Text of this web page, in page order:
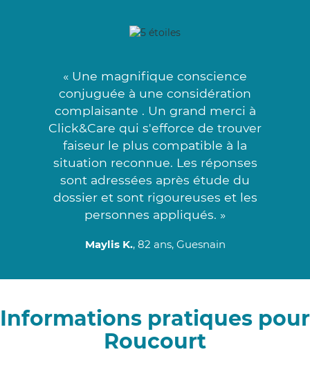
« Une magnifique conscience
conjuguée à une considération
complaisante . Un grand merci à
Click&Care qui s'efforce de trouver
faiseur le plus compatible à la
situation reconnue. Les réponses
sont adressées après étude du
dossier et sont rigoureuses et les
personnes appliqués. »
Maylis K., 82 ans, Guesnain
Informations pratiques pour
Roucourt